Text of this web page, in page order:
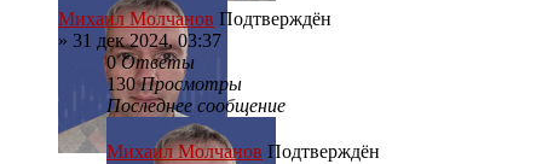
Михаил Молчанов Подтверждён
» 31 дек 2024, 03:37
0Ответы
130Просмотры
Последнее сообщение
Михаил Молчанов Подтверждён